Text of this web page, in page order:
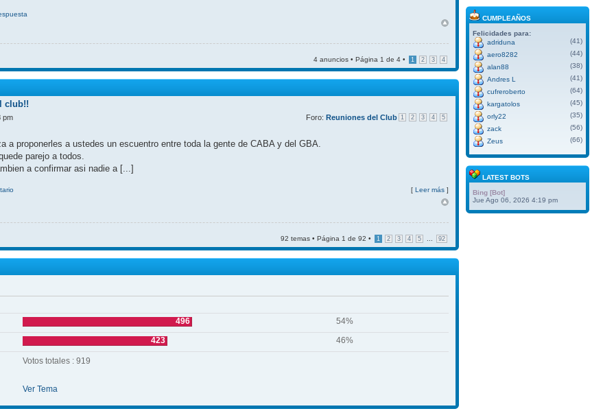
4 anuncios • Página 1 de 4 • 1 2 3 4
club!!
1 2 3 4 5
pm Foro: Reuniones del Club
a proponerles a ustedes un escuentro entre toda la gente de CABA y del GBA.
parejo a todos.
a confirmar asi nadie a [...]
[ Leer más ]
92 temas • Página 1 de 92 • 1 2 3 4 5 92
496
54%
423 46%
Votos totales : 919
Ver Tema
CUMPLEAÑOS
Felicidades para:
adriduna
(41)
aero8282
(44)
alan88
(38)
Andres L
(41)
cufreroberto
(64)
kargatolos
(45)
orly22
(35)
zack
(56)
Zeus
(66)
LATEST BOTS
Bing [Bot]
Jue Ago 06, 2026 4:19 pm